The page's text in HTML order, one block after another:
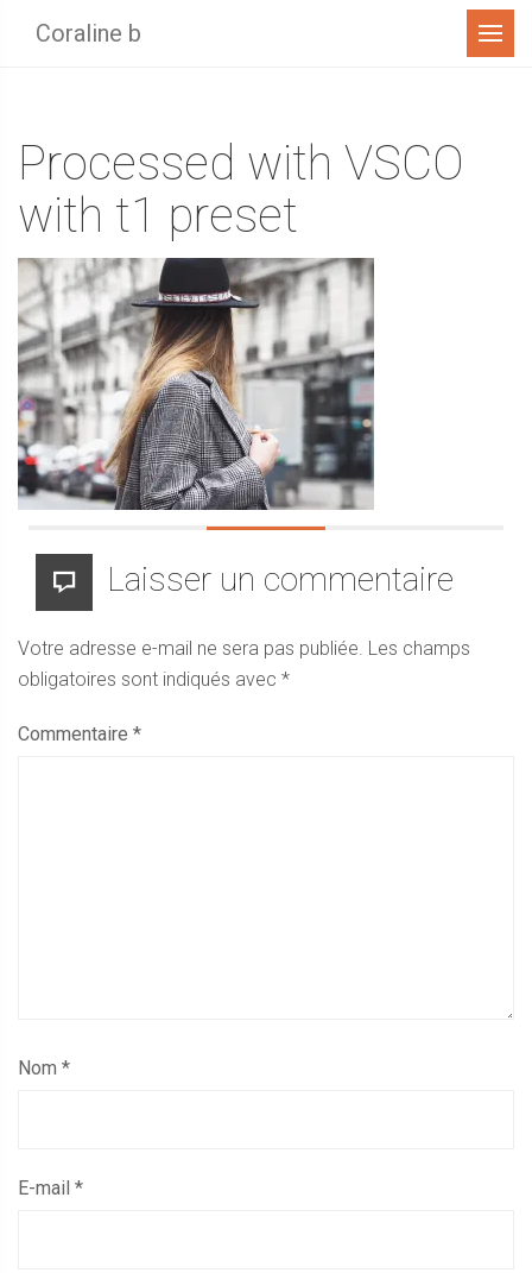
Coraline b Menu
Processed with VSCO
with t1 preset
Laisser un commentaire
Votre adresse e-mail ne sera pas publiée. Les champs
obligatoires sont indiqués avec *
Commentaire *
Nom *
E-mail *